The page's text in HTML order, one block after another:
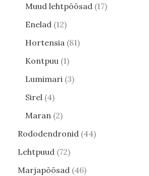
Muud lehtpõõsad 17
Enelad 12
Hortensia 81
Kontpuu 1
Lumimari 3
Sirel 4
Maran 2
Rododendronid 44
Lehtpuud 72
Marjapõõsad 46